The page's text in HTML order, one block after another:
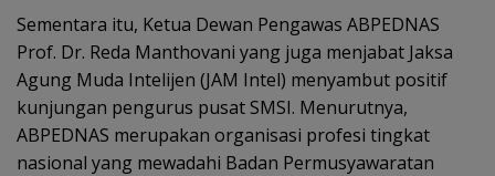
Sementara itu, Ketua Dewan Pengawas ABPEDNAS
Prof. Dr. Reda Manthovani yang juga menjabat Jaksa
Agung Muda Intelijen (JAM Intel) menyambut positif
kunjungan pengurus pusat SMSI. Menurutnya,
ABPEDNAS merupakan organisasi profesi tingkat
nasional yang mewadahi Badan Permusyawaratan